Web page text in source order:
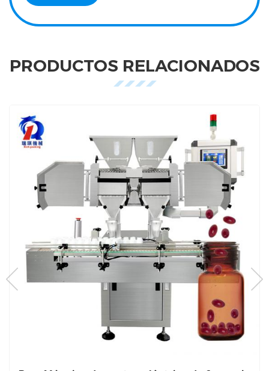
PRODUCTOS RELACIONADOS